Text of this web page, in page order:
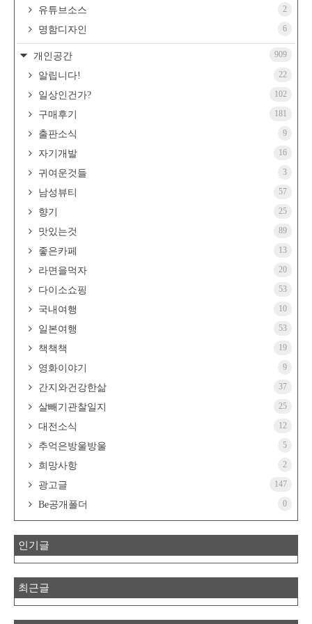
유튜브소스 2
명함디자인 6
개인공간 909
알립니다! 22
일상인건가? 102
구매후기 181
출판소식 9
자기개발 16
귀여운것들 3
남성뷰티 57
향기 25
맛있는것 89
좋은카페 13
라면을먹자 20
다이소쇼핑 53
국내여행 10
일본여행 53
책책책 19
영화이야기 9
간지와건강한삶 37
살빼기관찰일지 25
대전소식 12
추억은방울방울 5
희망사항 2
광고글 147
Be공개폴더 0
인기글
최근글